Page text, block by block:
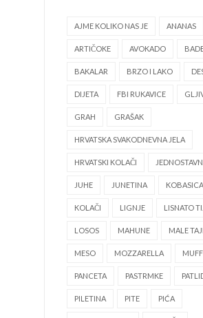
AJME KOLIKO NAS JE ANANAS
ARTIČOKE AVOKADO
BAKALAR BRZO I LAKO
DIJETA FBI RUKAVICE
GRAH GRAŠAK
HRVATSKA SVAKODNEVNA JELA
HRVATSKI KOLAČI
JUHE JUNETINA KOBASICA
KOLAČI LIGNJE LISNATO
LOSOS MAHUNE MALE
MESO MOZZARELLA
PANCETA PASTRMKE
PILETINA PITE PIĆA